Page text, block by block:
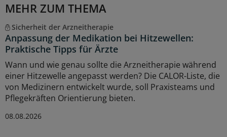
MEHR ZUM THEMA
Sicherheit der Arzneitherapie
Anpassung der Medikation bei Hitzewellen:
Praktische Tipps für Ärzte
Wann und wie genau sollte die Arzneitherapie während
einer Hitzewelle angepasst werden? Die CALOR-Liste, die
von Medizinern entwickelt wurde, soll Praxisteams und
Pflegekräften Orientierung bieten.
08.08.2026